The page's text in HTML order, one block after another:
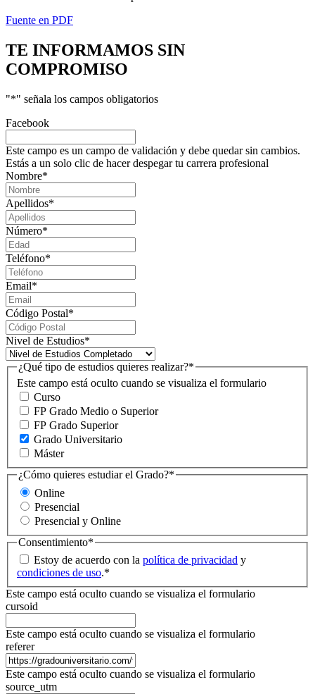
Fuente en PDF
TE INFORMAMOS SIN
COMPROMISO
"*" señala los campos obligatorios
Facebook
Este campo es un campo de validación y debe quedar sin cambios.
Estás a un solo clic de hacer despegar tu carrera profesional
Nombre*
Apellidos*
Número*
Teléfono*
Email*
Código Postal*
Nivel de Estudios*
Este campo está oculto cuando se visualiza el formulario
¿Qué tipo de estudios quieres realizar?*
Curso
FP Grado Medio o Superior
FP Grado Superior
Grado Universitario
Máster
¿Cómo quieres estudiar el Grado?*
Online
Presencial
Presencial y Online
Consentimiento*
Estoy de acuerdo con la política de privacidad y
condiciones de uso.*
Este campo está oculto cuando se visualiza el formulario
cursoid
Este campo está oculto cuando se visualiza el formulario
referer
Este campo está oculto cuando se visualiza el formulario
source_utm